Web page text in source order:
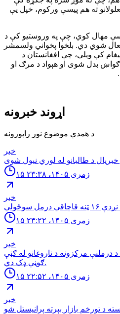
ته هم پیسې ورکوم، خپل یې
مهال کوي، چې په وروستیو کې د
شوي دي. بلخوا پخواني ولسمشر
کې ویلي، چې افغانستان د
ګواښ بدل شوی او هېواد د مرګ او
اړوند خبرونه
د همدې موضوع نور راپورونه
خبر
۱۵ زمری ۱۴۰۵، ۲۳:۳۸
خبر
۱۵ زمری ۱۴۰۵، ۲۳:۲۲
خبر
درملنې مركزونه د ناروغانو له ګڼې
ګوڼې ډک دي.
۱۵ زمری ۱۴۰۵، ۲۲:۵۲
خبر